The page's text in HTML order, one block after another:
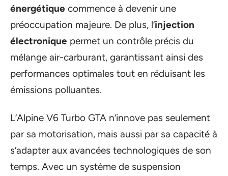
énergétique commence à devenir une
préoccupation majeure. De plus, l’injection
électronique permet un contrôle précis du
mélange air-carburant, garantissant ainsi des
performances optimales tout en réduisant les
émissions polluantes.
L’Alpine V6 Turbo GTA n’innove pas seulement
par sa motorisation, mais aussi par sa capacité à
s’adapter aux avancées technologiques de son
temps. Avec un système de suspension